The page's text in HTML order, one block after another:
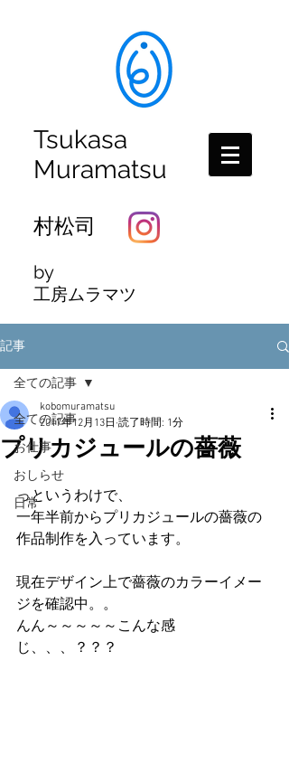
Tsukasa
Muramatsu
村松司
by
工房ムラマツ
記事
全ての記事
お仕事
おしらせ
日常
全ての記事
プリカジュールの薔薇
kobomuramatsu
2017年12月13日 読了時間: 1分
っというわけで、
一年半前からプリカジュールの薔薇の
作品制作を入っています。
現在デザイン上で薔薇のカラーイメー
ジを確認中。。
んん～～～～～こんな感
じ、、、？？？